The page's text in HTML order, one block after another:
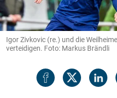
Igor Zivkovic (re.) und die
verteidigen. Foto: Markus Brändli